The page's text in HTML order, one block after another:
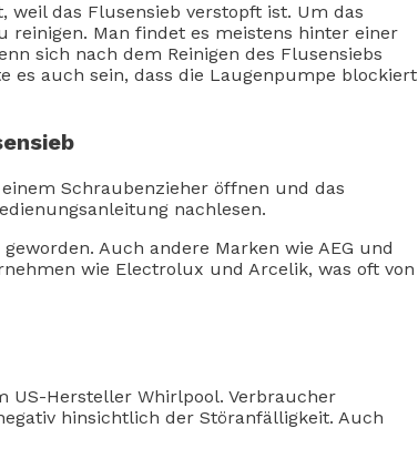
weil das Flusensieb verstopft ist. Um das
reinigen. Man findet es meistens hinter einer
sich nach dem Reinigen des Flusensiebs
auch sein, dass die Laugenpumpe blockiert
Schraubenzieher öffnen und das
nachlesen.
Auch andere Marken wie AEG und
wie Electrolux und Arcelik, was oft von
US-Hersteller Whirlpool. Verbraucher
hinsichtlich der Störanfälligkeit. Auch